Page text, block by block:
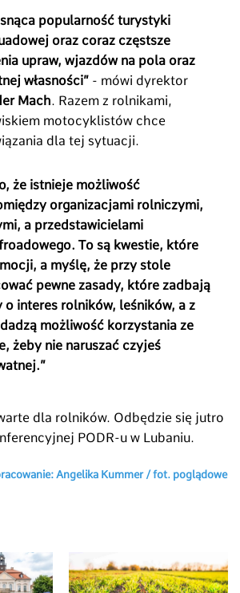
popularność turystyki
oraz coraz częstsze
upraw, wjazdów na pola oraz
własności” - mówi dyrektor
Mach. Razem z rolnikami,
motocyklistów chce
dla tej sytuacji.
że istnieje możliwość
organizacjami rolniczymi,
a przedstawicielami
To są kwestie, które
a myślę, że przy stole
pewne zasady, które zadbają
o interes rolników, leśników, a z
możliwość korzystania ze
żeby nie naruszać czyjeś
dla rolników. Odbędzie się jutro
PODR-u w Lubaniu.
Angelika Kummer / fot. poglądowe